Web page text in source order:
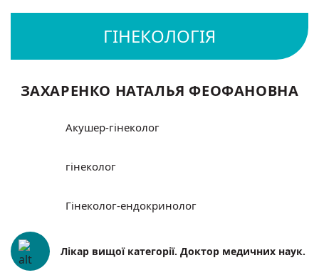
ЗАХАРЕНКО НАТАЛЬЯ ФЕОФАНОВНА
Акушер-гінеколог
гінеколог
Гінеколог-ендокринолог
Лікар вищої категорії. Доктор медичних наук.